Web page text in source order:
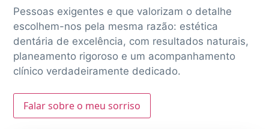
Pessoas exigentes e que valorizam o detalhe
escolhem-nos pela mesma razão: estética
dentária de excelência, com resultados naturais,
planeamento rigoroso e um acompanhamento
clínico verdadeiramente dedicado.
Falar sobre o meu sorriso